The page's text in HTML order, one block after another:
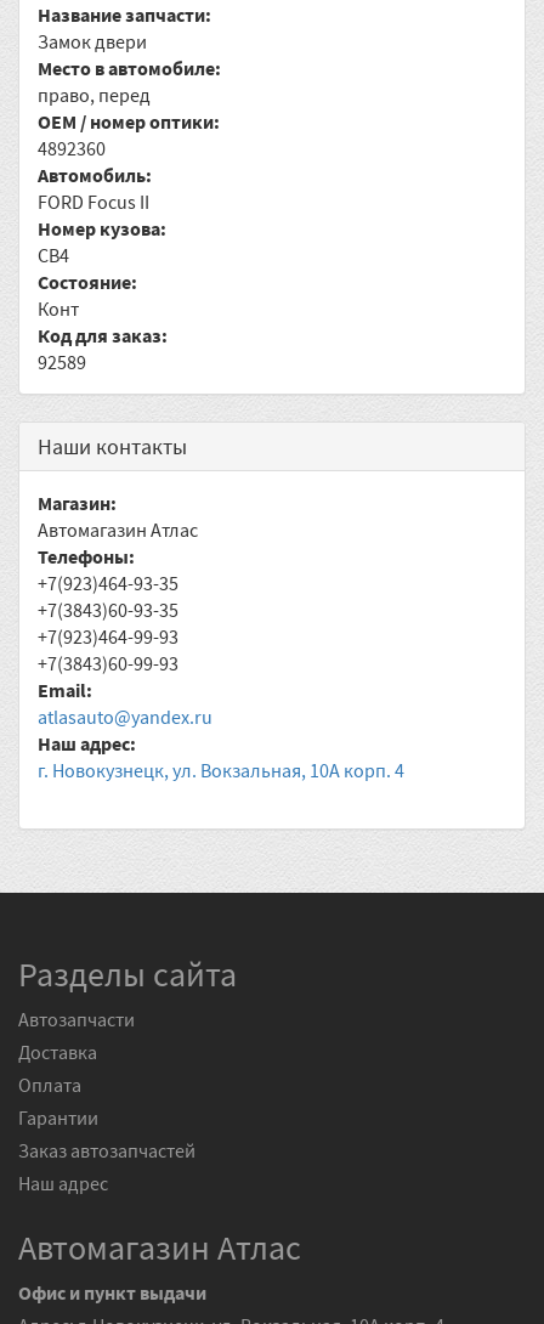
Название запчасти:
Замок двери
Место в автомобиле:
право, перед
OEM / номер оптики:
4892360
Автомобиль:
FORD Focus II
Номер кузова:
CB4
Состояние:
Конт
Код для заказ:
92589
Наши контакты
Магазин:
Автомагазин Атлас
Телефоны:
+7(923)464-93-35
+7(3843)60-93-35
+7(923)464-99-93
+7(3843)60-99-93
Email:
atlasauto@yandex.ru
Наш адрес:
г. Новокузнецк, ул. Вокзальная, 10А корп. 4
Разделы сайта
Автозапчасти
Доставка
Оплата
Гарантии
Заказ автозапчастей
Наш адрес
Автомагазин Атлас
Офис и пункт выдачи